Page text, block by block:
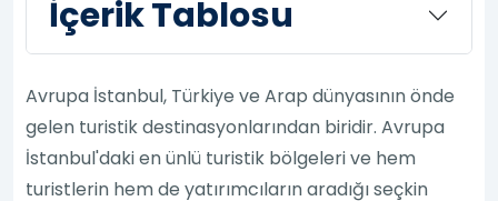
İçerik Tablosu
Avrupa İstanbul, Türkiye ve Arap dünyasının önde
gelen turistik destinasyonlarından biridir. Avrupa
İstanbul'daki en ünlü turistik bölgeleri ve hem
turistlerin hem de yatırımcıların aradığı seçkin